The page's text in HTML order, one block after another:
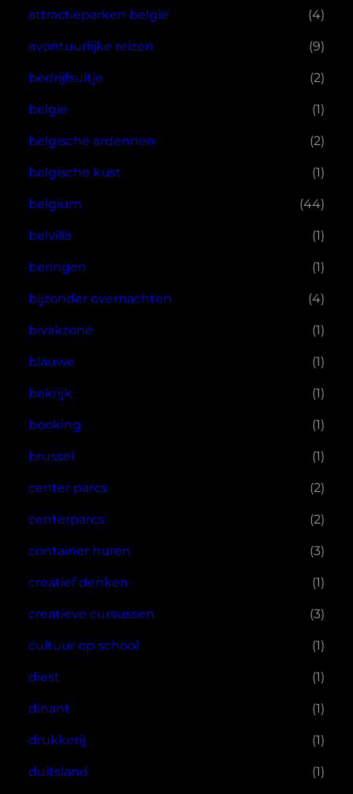
attractieparken belgie (4)
avontuurlijke reizen (9)
bedrijfsuitje (2)
belgie (1)
belgische ardennen (2)
belgische kust (1)
belgium (44)
belvilla (1)
beringen (1)
bijzonder overnachten (4)
bivakzone (1)
blauwe (1)
bokrijk (1)
booking (1)
brussel (1)
center parcs (2)
centerparcs (2)
container huren (3)
creatief denken (1)
creatieve cursussen (3)
cultuur op school (1)
diest (1)
dinant (1)
drukkerij (1)
duitsland (1)